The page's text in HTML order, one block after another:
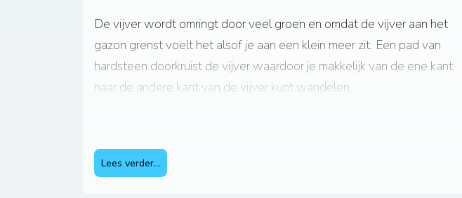
De vijver wordt omringt door veel groen en omdat de vijver aan het
gazon grenst voelt het alsof je aan een klein meer zit. Een pad van
hardsteen doorkruist de vijver waardoor je makkelijk van de ene kant
naar de andere kant van de vijver kunt wandelen.
bestaat de zuivering uit een natuurlijk plantenfilter.
Lees verder...